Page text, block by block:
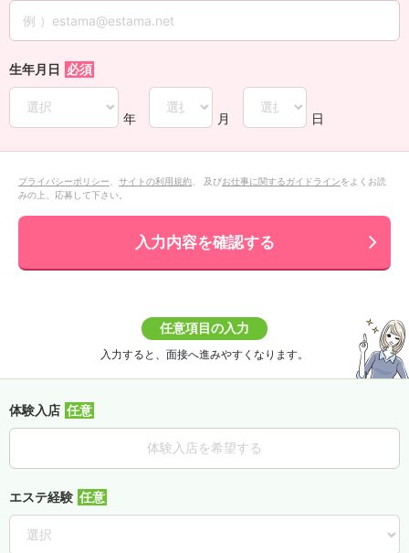
生年月日
年 月 日
プライバシーポリシー サイトの利用規約 、 及びお仕事に関するガイドラインをよくお読
みの上、応募して下さい。
入力内容を確認する
任意項目の入力
入力すると、面接へ進みやすくなります。
体験入店
体験入店を希望する
エステ経験